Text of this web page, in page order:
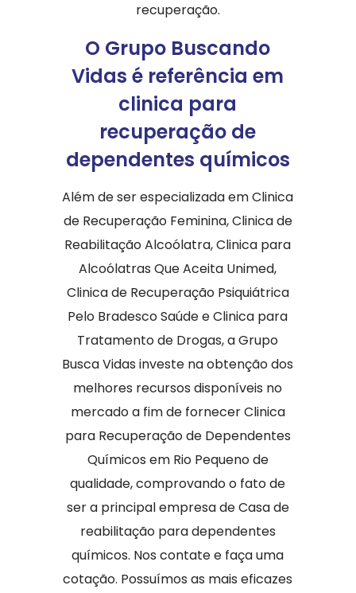
recuperação.
O Grupo Buscando
Vidas é referência em
clinica para
recuperação de
dependentes químicos
Além de ser especializada em Clinica
de Recuperação Feminina, Clinica de
Reabilitação Alcoólatra, Clinica para
Alcoólatras Que Aceita Unimed,
Clinica de Recuperação Psiquiátrica
Pelo Bradesco Saúde e Clinica para
Tratamento de Drogas, a Grupo
Busca Vidas investe na obtenção dos
melhores recursos disponíveis no
mercado a fim de fornecer Clinica
para Recuperação de Dependentes
Químicos em Rio Pequeno de
qualidade, comprovando o fato de
ser a principal empresa de Casa de
reabilitação para dependentes
químicos. Nos contate e faça uma
cotação. Possuímos as mais eficazes